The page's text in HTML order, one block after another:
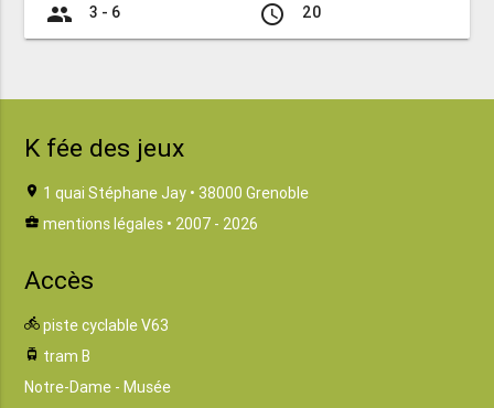
group 3 - 6 access_time 20
K fée des jeux
location_on 1 quai Stéphane Jay • 38000 Grenoble
business_center mentions légales • 2007 - 2026
Accès
directions_bike piste cyclable V63
tram tram B
Notre-Dame - Musée